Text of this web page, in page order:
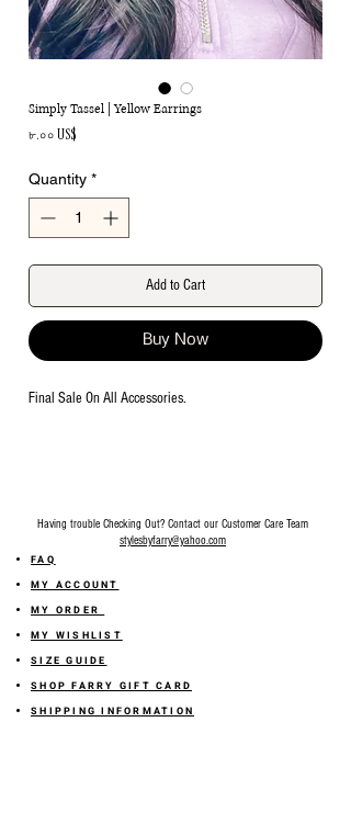
Simply Tassel | Yellow Earrings
৮.০০ US$
Quantity *
Add to Cart
Buy Now
Final Sale On All Accessories.
Having trouble Checking Out? Contact our Customer Care Team
stylesbyfarry@yahoo.com
FAQ
MY ACCOUNT
MY ORDER
MY WISHLIST
SIZE GUIDE
SHOP FARRY GIFT CARD
SHIPPING INFORMATION